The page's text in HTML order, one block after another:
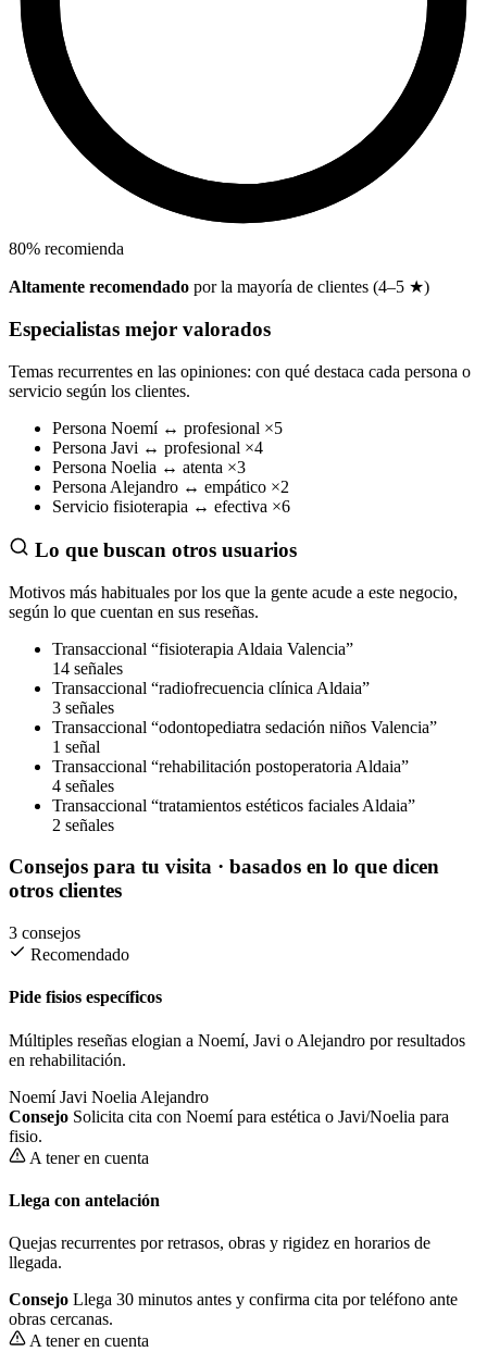
80% recomienda
Altamente recomendado por la mayoría de clientes (4–5 ★)
Especialistas mejor valorados
Temas recurrentes en las opiniones: con qué destaca cada persona o
servicio según los clientes.
Persona Noemí ↔ profesional ×5
Persona Javi ↔ profesional ×4
Persona Noelia ↔ atenta ×3
Persona Alejandro ↔ empático ×2
Servicio fisioterapia ↔ efectiva ×6
Lo que buscan otros usuarios
Motivos más habituales por los que la gente acude a este negocio,
según lo que cuentan en sus reseñas.
Transaccional “fisioterapia Aldaia Valencia”
14 señales
Transaccional “radiofrecuencia clínica Aldaia”
3 señales
Transaccional “odontopediatra sedación niños Valencia”
1 señal
Transaccional “rehabilitación postoperatoria Aldaia”
4 señales
Transaccional “tratamientos estéticos faciales Aldaia”
2 señales
Consejos para tu visita · basados en lo que dicen
otros clientes
3 consejos
Recomendado
Pide fisios específicos
Múltiples reseñas elogian a Noemí, Javi o Alejandro por resultados
en rehabilitación.
NoemíJavi Noelia Alejandro
Consejo Solicita cita con Noemí para estética o Javi/Noelia para
fisio.
A tener en cuenta
Llega con antelación
Quejas recurrentes por retrasos, obras y rigidez en horarios de
llegada.
Consejo Llega 30 minutos antes y confirma cita por teléfono ante
obras cercanas.
A tener en cuenta